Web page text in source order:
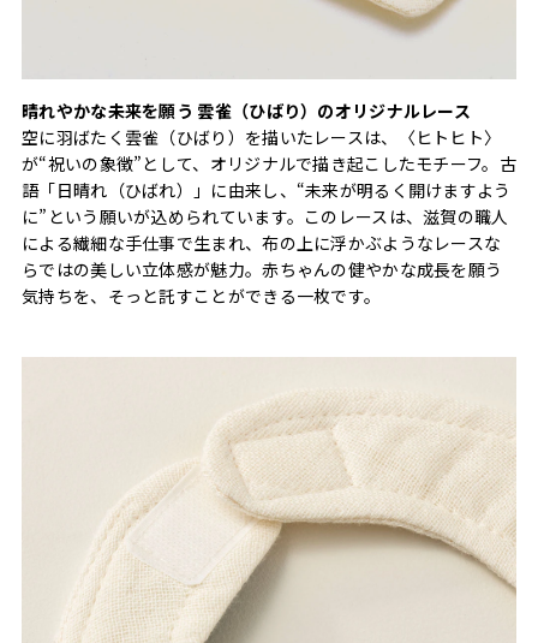
晴れやかな未来を願う 雲雀（ひばり）のオリジナルレース
空に羽ばたく雲雀（ひばり）を描いたレースは、〈ヒトヒト〉
が“祝いの象徴”として、オリジナルで描き起こしたモチーフ。古
語「日晴れ（ひばれ）」に由来し、“未来が明るく開けますよう
に”という願いが込められています。このレースは、滋賀の職人
による繊細な手仕事で生まれ、布の上に浮かぶようなレースな
らではの美しい立体感が魅力。赤ちゃんの健やかな成長を願う
気持ちを、そっと託すことができる一枚です。